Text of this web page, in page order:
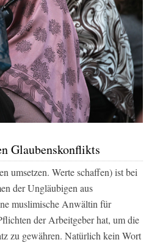
Glaubenskonflikts
umsetzen. Werte schaffen) ist bei
der Ungläubigen aus
muslimische Anwältin für
der Arbeitgeber hat, um die
zu gewähren. Natürlich kein Wort